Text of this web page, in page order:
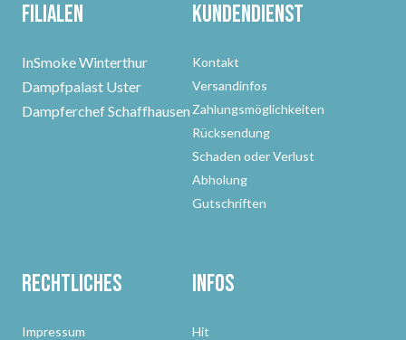
Filialen
InSmoke Winterthur
Dampfpalast Uster
Dampferchef Schaffhausen
Kundendienst
Kontakt
Versandinfos
Zahlungsmöglichkeiten
Rücksendung
Schaden oder Verlust
Abholung
Gutschriften
Rechtliches
Impressum
Infos
Hit